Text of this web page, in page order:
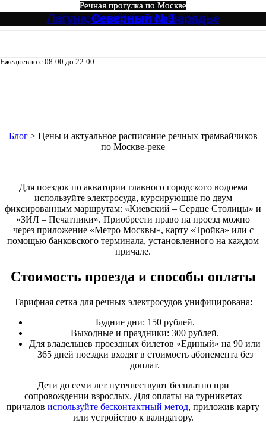
Ежедневно с 08:00 до 22:00
Блог> Цены и актуальное расписание речных трамвайчиков
по Москве-реке
Для поездок по акватории главного городского водоема
используйте электросуда, курсирующие по двум
фиксированным маршрутам: «Киевский – Сердце Столицы» и
«ЗИЛ – Печатники». Приобрести право на проезд можно
через приложение «Метро Москвы», карту «Тройка» или с
помощью банковского терминала, установленного на каждом
причале.
Стоимость проезда и способы оплаты
Тарифная сетка для речных электросудов унифицирована:
Будние дни: 150 рублей.
Выходные и праздники: 300 рублей.
Для владельцев проездных билетов «Единый» на 90 или
365 дней поездки входят в стоимость абонемента без
доплат.
Дети до семи лет путешествуют бесплатно при
сопровождении взрослых. Для оплаты на турникетах
причалов используйте бесконтактный метод, приложив карту
или устройство к валидатору.
Речная прогулка по Москве
Большое путешествие
Речная прогулка по Москве
Ривер Палас (River Palace)
Речная прогулка по Москве
Северный Экспресс №3
Речная прогулка по Москве
Круговой №4 от Зарядье
Речная прогулка по Москве
Лагуна, Кристалл от Зарядье
Речная прогулка по Москве
Северный №3